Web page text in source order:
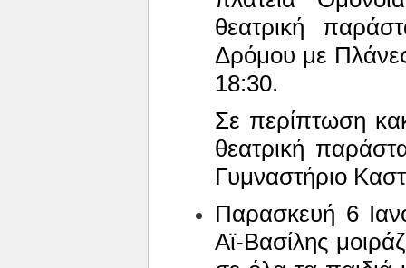
θεατρική
Δρόμου με
18:30.
Σε περίπτωση
θεατρική
Γυμναστήριο
Παρασκευή 6
Αϊ-Βασίλης